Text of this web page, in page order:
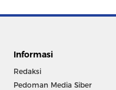
Informasi
Redaksi
Pedoman Media Siber